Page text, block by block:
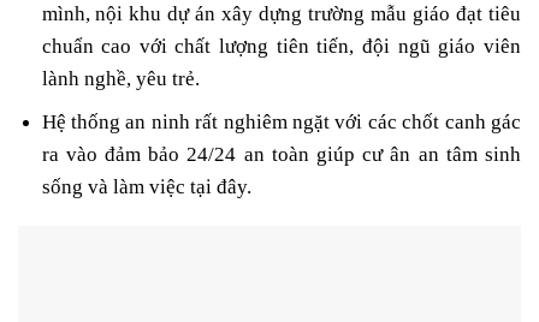
mình, nội khu dự án xây dựng trường mẫu giáo đạt tiêu
chuẩn cao với chất lượng tiên tiến, đội ngũ giáo viên
lành nghề, yêu trẻ.
Hệ thống an ninh rất nghiêm ngặt với các chốt canh gác
ra vào đảm bảo 24/24 an toàn giúp cư ân an tâm sinh
sống và làm việc tại đây.